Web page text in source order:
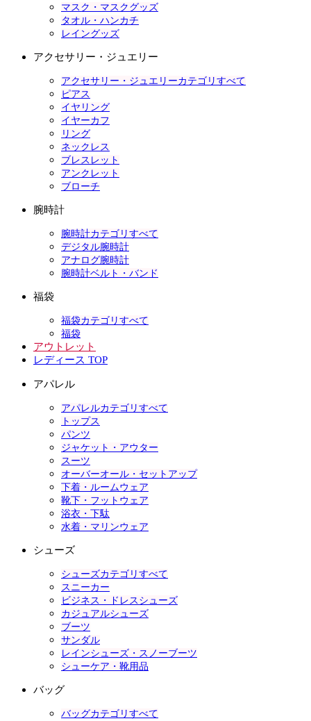
マスク・マスクグッズ
タオル・ハンカチ
レイングッズ
アクセサリー・ジュエリー
アクセサリー・ジュエリーカテゴリすべて
ピアス
イヤリング
イヤーカフ
リング
ネックレス
ブレスレット
アンクレット
ブローチ
腕時計
腕時計カテゴリすべて
デジタル腕時計
アナログ腕時計
腕時計ベルト・バンド
福袋
福袋カテゴリすべて
福袋
アウトレット
レディース TOP
アパレル
アパレルカテゴリすべて
トップス
パンツ
ジャケット・アウター
スーツ
オーバーオール・セットアップ
下着・ルームウェア
靴下・フットウェア
浴衣・下駄
水着・マリンウェア
シューズ
シューズカテゴリすべて
スニーカー
ビジネス・ドレスシューズ
カジュアルシューズ
ブーツ
サンダル
レインシューズ・スノーブーツ
シューケア・靴用品
バッグ
バッグカテゴリすべて